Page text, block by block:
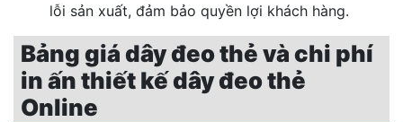
lỗi sản xuất, đảm bảo quyền lợi khách hàng.
Bảng giá dây đeo thẻ và chi phí
in ấn thiết kế dây đeo thẻ
Online